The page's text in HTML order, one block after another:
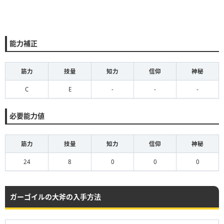
能力補正
筋力 技量 知力 信仰 神秘
C E - - -
必要能力値
筋力 技量 知力 信仰 神秘
24 8 0 0 0
ガーゴイルの大斧の入手方法